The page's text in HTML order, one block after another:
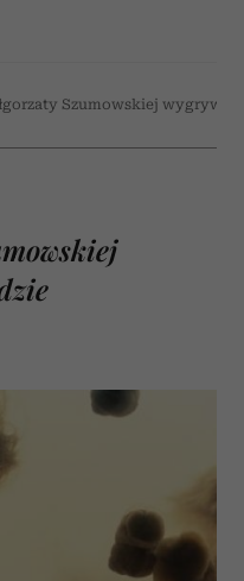
Szumowskiej wygrywa